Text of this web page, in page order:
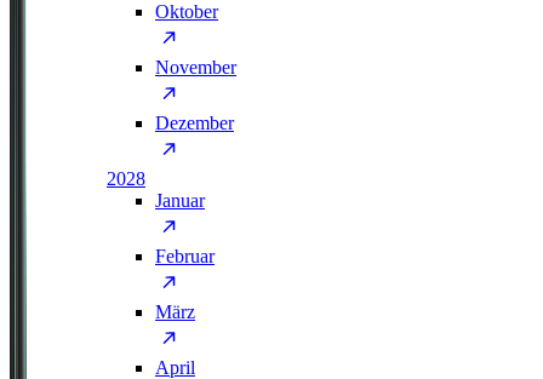
Oktober
November
Dezember
2028
Januar
Februar
März
April